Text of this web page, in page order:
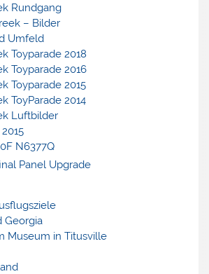
Rundgang
– Bilder
Umfeld
Toyparade 2018
Toyparade 2016
Toyparade 2015
ToyParade 2014
Luftbilder
N6377Q
Panel Upgrade
Georgia
Museum in Titusville